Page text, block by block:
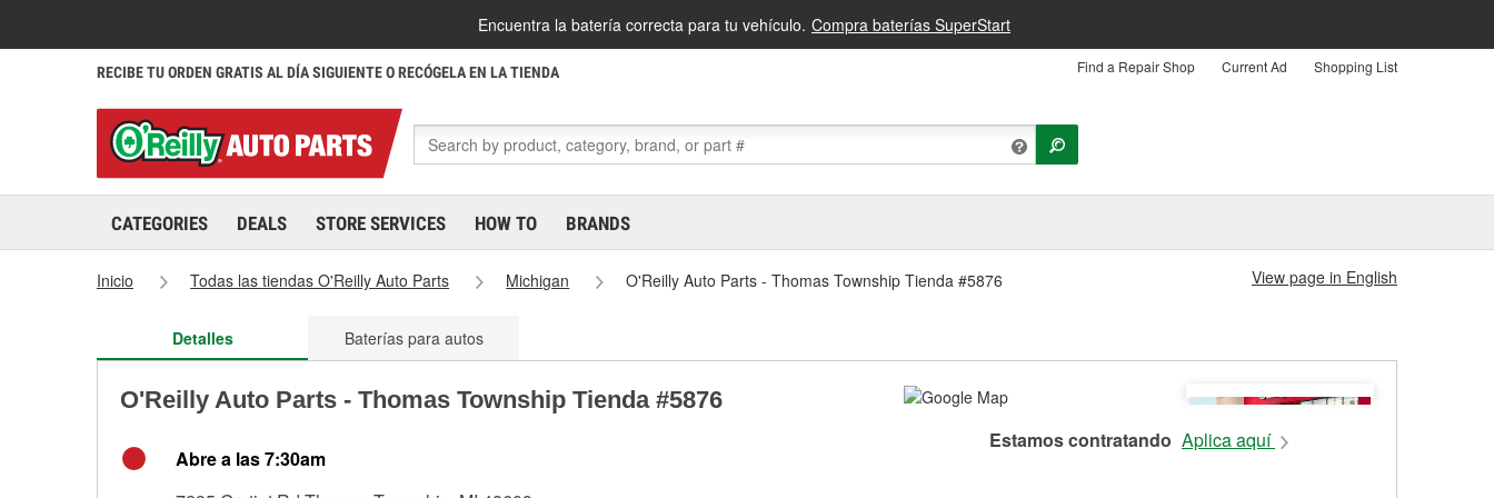
Encuentra la batería correcta para tu vehículo. Compra baterías SuperStart
RECIBE TU ORDEN GRATIS AL DÍA SIGUIENTE O RECÓGELA EN LA TIENDA Find a Repair Shop Current Ad Shopping List
CATEGORIES DEALS STORE SERVICES HOW TO BRANDS
Inicio Todas las tiendas O'Reilly Auto Parts Michigan O'Reilly Auto Parts - Thomas Township Tienda #5876 View page in English
Detalles Baterías para autos
O'Reilly Auto Parts - Thomas Township Tienda #5876
Abre a las 7:30am
Estamos contratando Aplica aquí